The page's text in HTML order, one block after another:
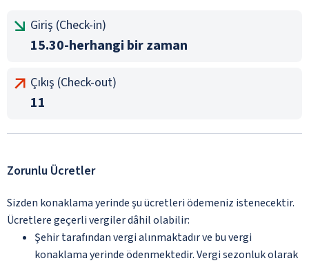
Giriş (Check-in)
15.30-herhangi bir zaman
Çıkış (Check-out)
11
Zorunlu Ücretler
Sizden konaklama yerinde şu ücretleri ödemeniz istenecektir.
Ücretlere geçerli vergiler dâhil olabilir:
Şehir tarafından vergi alınmaktadır ve bu vergi
konaklama yerinde ödenmektedir. Vergi sezonluk olarak